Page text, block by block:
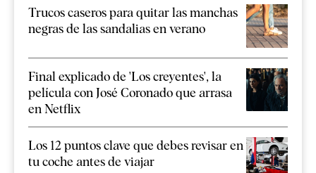
Trucos caseros para quitar las manchas
negras de las sandalias en verano
Final explicado de 'Los creyentes', la
película con José Coronado que arrasa
en Netflix
Los 12 puntos clave que debes revisar en
tu coche antes de viajar